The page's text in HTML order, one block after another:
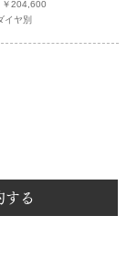
￥204,600
イヤ別
する